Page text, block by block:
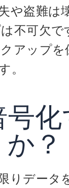
や盗難は
不可欠で
アップを
。
化
？
りデータ